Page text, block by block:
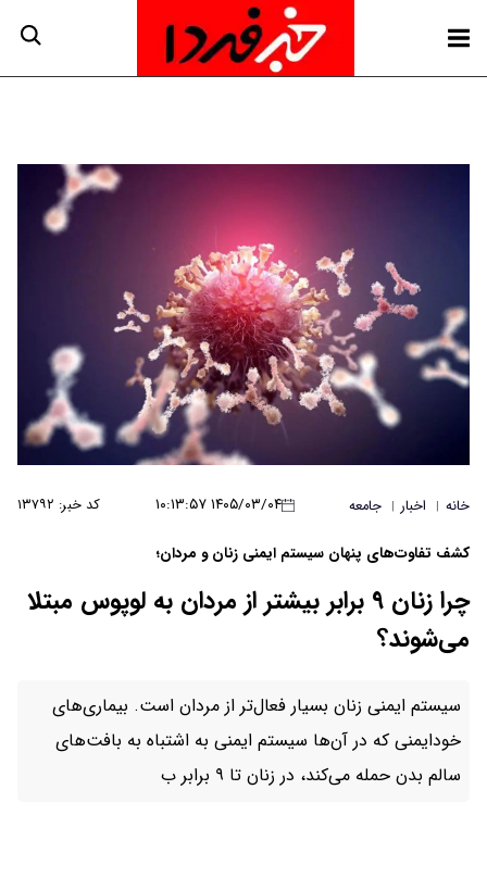
خانه | اخبار | جامعه ۱۴۰۵/۰۳/۰۴ ۱۰:۱۳:۵۷ کد خبر: ۱۳۷۹۲
کشف تفاوت‌های پنهان سیستم ایمنی زنان و مردان؛
چرا زنان ۹ برابر بیشتر از مردان به لوپوس مبتلا
می‌شوند؟
سیستم ایمنی زنان بسیار فعال‌تر از مردان است. بیماری‌های
خودایمنی که در آن‌ها سیستم ایمنی به اشتباه به بافت‌های
سالم بدن حمله می‌کند، در زنان تا ۹ برابر ب